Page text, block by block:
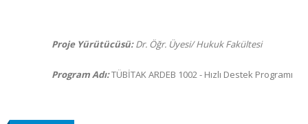
Proje Yürütücüsü:Dr. Öğr. Üyesi/ Hukuk Fakültesi
Program Adı:TÜBİTAK ARDEB 1002 - Hızlı Destek Programı